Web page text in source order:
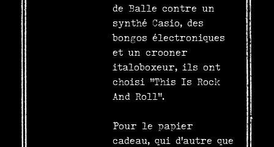
de Balle contre un
synthé Casio, des
bongos électroniques
et un crooner
italoboxeur, ils ont
choisi “This Is Rock
And Roll”.
Pour le papier
cadeau, qui d’autre que